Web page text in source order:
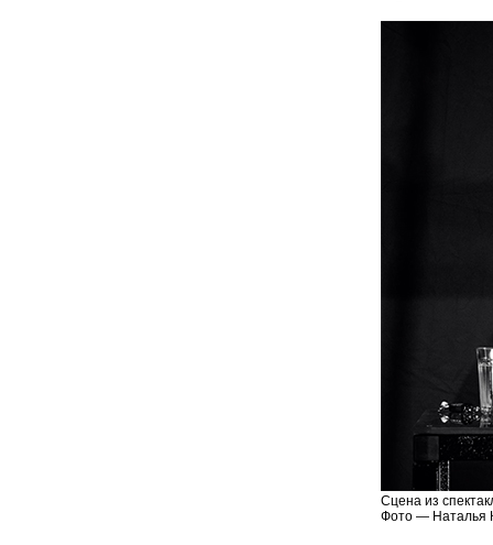
Сцена из
Фото — Наталья